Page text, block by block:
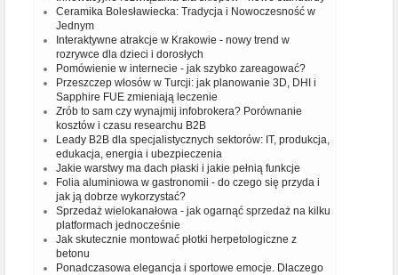
Ceramika Bolesławiecka: Tradycja i Nowoczesność w
Jednym
Interaktywne atrakcje w Krakowie - nowy trend w
rozrywce dla dzieci i dorosłych
Pomówienie w internecie - jak szybko zareagować?
Przeszczep włosów w Turcji: jak planowanie 3D, DHI i
Sapphire FUE zmieniają leczenie
Zrób to sam czy wynajmij infobrokera? Porównanie
kosztów i czasu researchu B2B
Leady B2B dla specjalistycznych sektorów: IT, produkcja,
edukacja, energia i ubezpieczenia
Jakie warstwy ma dach płaski i jakie pełnią funkcje
Folia aluminiowa w gastronomii - do czego się przyda i
jak ją dobrze wykorzystać?
Sprzedaż wielokanałowa - jak ogarnąć sprzedaż na kilku
platformach jednocześnie
Jak skutecznie montować płotki herpetologiczne z
betonu
Ponadczasowa elegancja i sportowe emocje. Dlaczego